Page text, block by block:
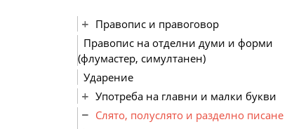
Правопис и правоговор
Правопис на отделни думи и форми
(флумастер, симултанен)
Ударение
Употреба на главни и малки букви
Слято, полуслято и разделно писане